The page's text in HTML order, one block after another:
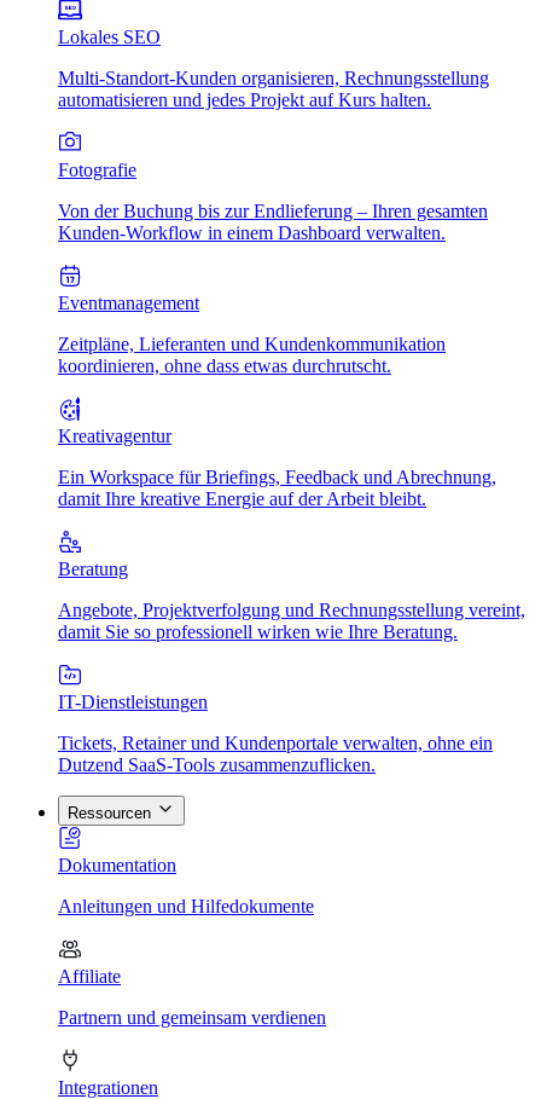
Lokales SEO
Multi-Standort-Kunden organisieren, Rechnungsstellung
automatisieren und jedes Projekt auf Kurs halten.
Fotografie
Von der Buchung bis zur Endlieferung – Ihren gesamten
Kunden-Workflow in einem Dashboard verwalten.
Eventmanagement
Zeitpläne, Lieferanten und Kundenkommunikation
koordinieren, ohne dass etwas durchrutscht.
Kreativagentur
Ein Workspace für Briefings, Feedback und Abrechnung,
damit Ihre kreative Energie auf der Arbeit bleibt.
Beratung
Angebote, Projektverfolgung und Rechnungsstellung vereint,
damit Sie so professionell wirken wie Ihre Beratung.
IT-Dienstleistungen
Tickets, Retainer und Kundenportale verwalten, ohne ein
Dutzend SaaS-Tools zusammenzuflicken.
Ressourcen
Dokumentation
Anleitungen und Hilfedokumente
Affiliate
Partnern und gemeinsam verdienen
Integrationen